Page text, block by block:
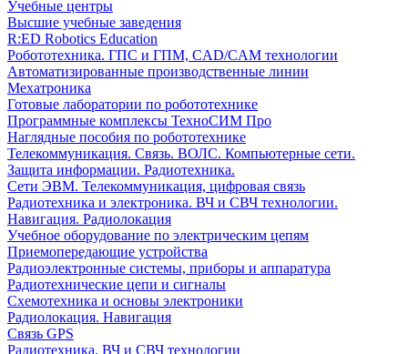
Учебные центры
Высшие учебные заведения
R:ED Robotics Education
Робототехника. ГПС и ГПМ, CAD/CAM технологии
Автоматизированные производственные линии
Мехатроника
Готовые лаборатории по робототехнике
Программные комплексы ТехноСИМ Про
Наглядные пособия по робототехнике
Телекоммуникация. Связь. ВОЛС. Компьютерные сети.
Защита информации. Радиотехника.
Сети ЭВМ. Телекоммуникация, цифровая связь
Радиотехника и электроника. ВЧ и СВЧ технологии.
Навигация. Радиолокация
Учебное оборудование по электрическим цепям
Приемопередающие устройства
Радиоэлектронные системы, приборы и аппаратура
Радиотехнические цепи и сигналы
Схемотехника и основы электроники
Радиолокация. Навигация
Связь GPS
Радиотехника. ВЧ и СВЧ технологии